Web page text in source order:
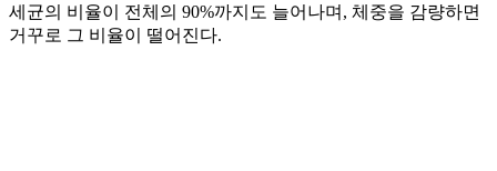
세균의 비율이 전체의 90%까지도 늘어나며, 체중을 감량하면
거꾸로 그 비율이 떨어진다.